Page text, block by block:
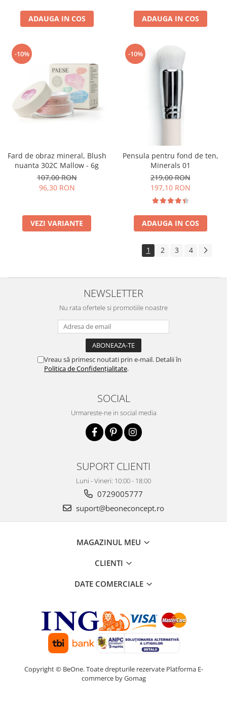
ADAUGA IN COS ADAUGA IN COS
-10%
Fard de obraz mineral, Blush
nuanta 302C Mallow - 6g
107,00 RON
96,30 RON
VEZI VARIANTE
-10%
Pensula pentru fond de ten,
Minerals 01
219,00 RON
197,10 RON
ADAUGA IN COS
1 2 3 4
NEWSLETTER
Nu rata ofertele si promotiile noastre
Vreau să primesc noutati prin e-mail. Detalii în
Politica de Confidențialitate.
SOCIAL
Urmareste-ne in social media
SUPORT CLIENTI
Luni - Vineri: 10:00 - 18:00
0729005777
suport@beoneconcept.ro
MAGAZINUL MEU
CLIENTI
DATE COMERCIALE
Copyright © BeOne. Toate drepturile rezervate Platforma E-
commerce by Gomag